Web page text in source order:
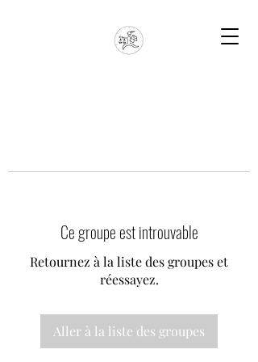
Ce groupe est introuvable
Retournez à la liste des groupes et
réessayez.
Aller à la liste des groupes